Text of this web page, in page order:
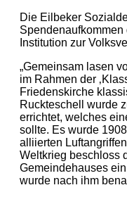
Die Eilbeker
Institution zur
„Gemeinsam lasen
im Rahmen der
Friedenskirche
Ruckteschell wurde
errichtet, welches
sollte. Es wurde
alliierten
Weltkrieg beschloss
Gemeindehauses
wurde nach ihm